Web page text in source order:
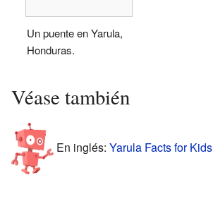
Un puente en Yarula,
Honduras.
Véase también
En inglés: Yarula Facts for Kids